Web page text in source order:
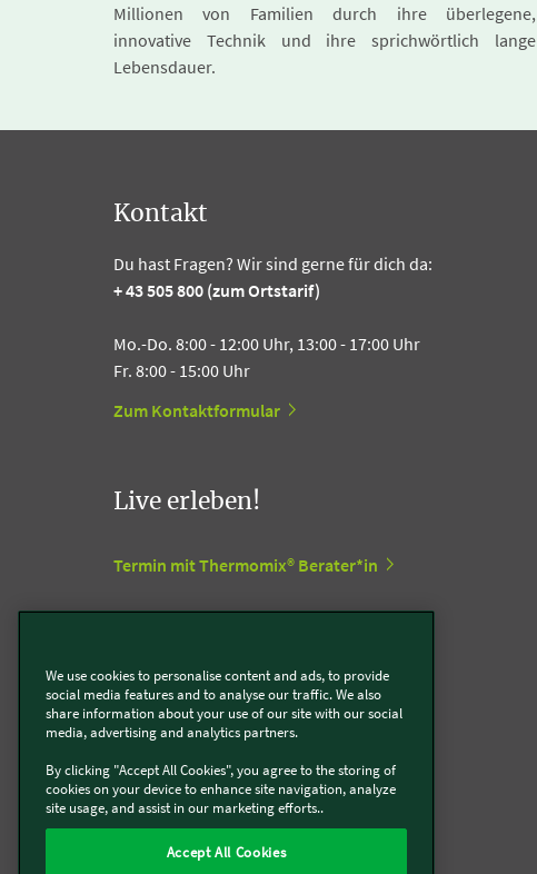
Millionen von Familien durch ihre überlegene,
innovative Technik und ihre sprichwörtlich lange
Lebensdauer.
Kontakt
Du hast Fragen? Wir sind gerne für dich da:
+ 43 505 800 (zum Ortstarif)
Mo.-Do. 8:00 - 12:00 Uhr, 13:00 - 17:00 Uhr
Fr. 8:00 - 15:00 Uhr
Zum Kontaktformular
Live erleben!
Termin mit Thermomix® Berater*in
Vorwerk Stores
Support Center
Zum Vorwerk Support Center
We use cookies to personalise content and ads, to provide
social media features and to analyse our traffic. We also
share information about your use of our site with our social
media, advertising and analytics partners.
By clicking "Accept All Cookies", you agree to the storing of
cookies on your device to enhance site navigation, analyze
site usage, and assist in our marketing efforts..
Accept All Cookies